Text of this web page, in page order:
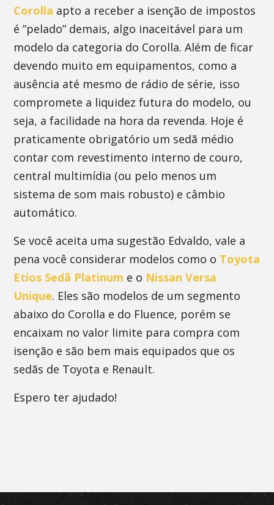
Corolla apto a receber a isenção de impostos
é ”pelado” demais, algo inaceitável para um
modelo da categoria do Corolla. Além de ficar
devendo muito em equipamentos, como a
ausência até mesmo de rádio de série, isso
compromete a liquidez futura do modelo, ou
seja, a facilidade na hora da revenda. Hoje é
praticamente obrigatório um sedã médio
contar com revestimento interno de couro,
central multimídia (ou pelo menos um
sistema de som mais robusto) e câmbio
automático.
Se você aceita uma sugestão Edvaldo, vale a
pena você considerar modelos como o Toyota
Etios Sedã Platinum e o Nissan Versa
Unique. Eles são modelos de um segmento
abaixo do Corolla e do Fluence, porém se
encaixam no valor limite para compra com
isenção e são bem mais equipados que os
sedãs de Toyota e Renault.
Espero ter ajudado!